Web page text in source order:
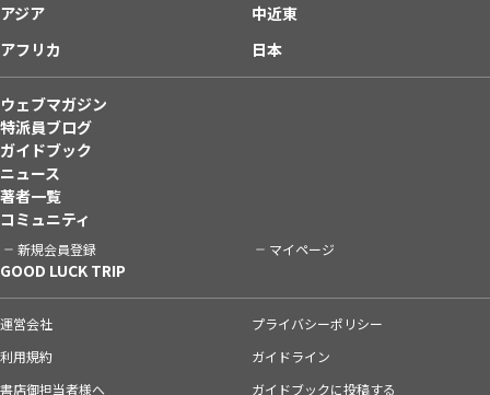
アジア
中近東
アフリカ
日本
ウェブマガジン
特派員ブログ
ガイドブック
ニュース
著者一覧
コミュニティ
新規会員登録 マイページ
GOOD LUCK TRIP
運営会社
プライバシーポリシー
利用規約
ガイドライン
書店御担当者様へ
ガイドブックに投稿する